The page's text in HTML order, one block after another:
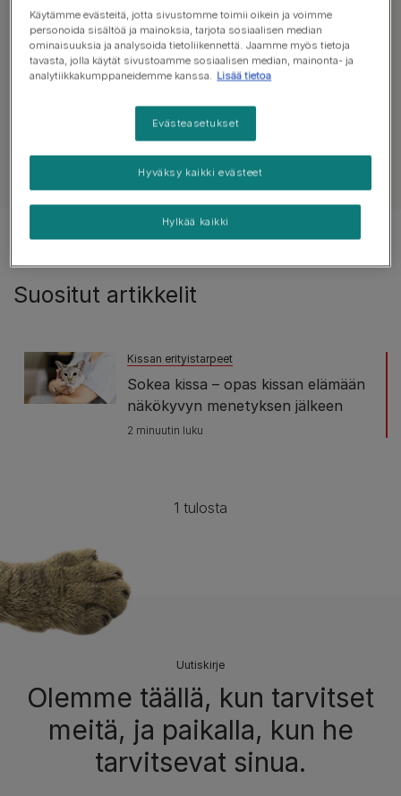
Tutustu terveysneuvoihin
Kaikki artikkelit terveydestä
Näytä kaikki kissoja koskevat artikkelit
Tulokset 1 of 1 artikkelista
Suositut artikkelit
Kissan erityistarpeet
Sokea kissa – opas kissan elämään
näkökyvyn menetyksen jälkeen
2 minuutin luku
1 tulosta
Uutiskirje
Olemme täällä, kun tarvitset
meitä, ja paikalla, kun he
tarvitsevat sinua.
Käytämme evästeitä, jotta sivustomme toimii oikein ja voimme
personoida sisältöä ja mainoksia, tarjota sosiaalisen median
ominaisuuksia ja analysoida tietoliikennettä. Jaamme myös tietoja
tavasta, jolla käytät sivustoamme sosiaalisen median, mainonta- ja
analytiikkakumppaneidemme kanssa. Lisää tietoa
Evästeasetukset
Hylkää kaikki
Hyväksy kaikki evästeet